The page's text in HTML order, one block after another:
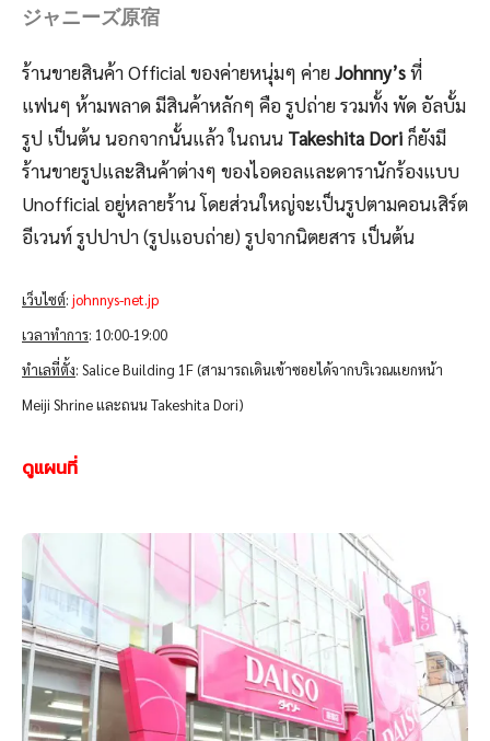
ジャニーズ原宿
ร้านขายสินค้า Official ของค่ายหนุ่มๆ ค่ายJohnny’sที่
แฟนๆ ห้ามพลาด มีสินค้าหลักๆ คือ รูปถ่าย รวมทั้ง พัด อัลบั้ม
รูป เป็นต้น นอกจากนั้นแล้ว ในถนน Takeshita Dori ก็ยังมี
ร้านขายรูปและสินค้าต่างๆ ของไอดอลและดารานักร้องแบบ
Unofficial อยู่หลายร้าน โดยส่วนใหญ่จะเป็นรูปตามคอนเสิร์ต
อีเวนท์ รูปปาปา (รูปแอบถ่าย) รูปจากนิตยสาร เป็นต้น
เว็บไซต์: johnnys-net.jp
เวลาทำการ: 10:00-19:00
ทำเลที่ตั้ง: Salice Building 1F (สามารถเดินเข้าซอยได้จากบริเวณแยกหน้า
Meiji Shrine และถนน Takeshita Dori)
ดูแผนที่